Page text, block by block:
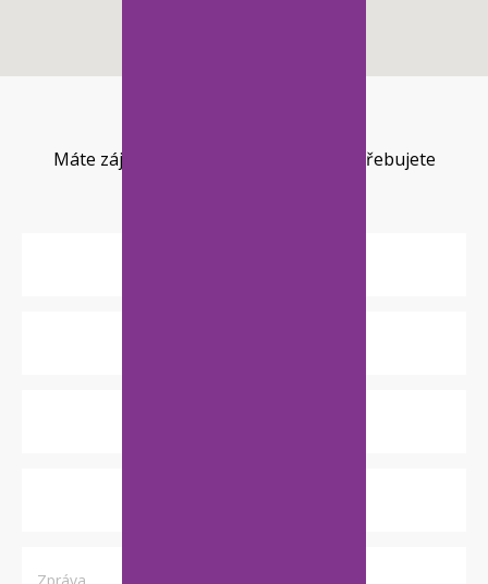
Máte zájem o naše produkty nebo potřebujete